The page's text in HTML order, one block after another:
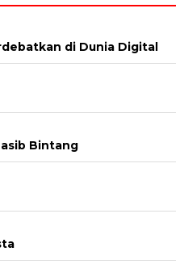
di Dunia Digital
Bintang